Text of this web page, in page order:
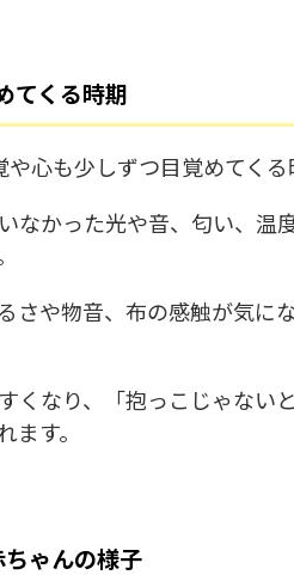
てくる時期
心も少しずつ目覚めてくる
なかった光や音、匂い、温
さや物音、布の感触が気に
くなり、「抱っこじゃない
す。
ゃんの様子